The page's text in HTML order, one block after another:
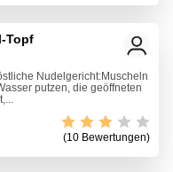
Topf
Nudelgericht:Muscheln
putzen, die geöffneten
(10 Bewertungen)